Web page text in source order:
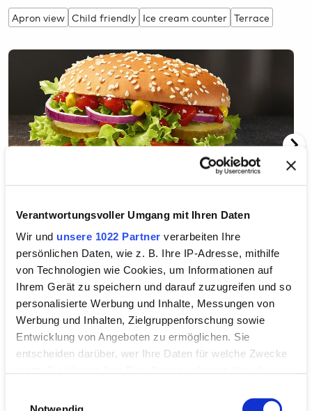
Verantwortungsvoller Umgang mit Ihren Daten
Wir und unsere 1022 Partner verarbeiten Ihre
persönlichen Daten, wie z. B. Ihre IP-Adresse, mithilfe
von Technologien wie Cookies, um Informationen auf
Ihrem Gerät zu speichern und darauf zuzugreifen und so
personalisierte Werbung und Inhalte, Messungen von
Werbung und Inhalten, Zielgruppenforschung sowie
Entwicklung von Angeboten zu ermöglichen. Sie
entscheiden darüber, wer Ihre Daten für welche Zwecke
Trigger Symbol ändern oder widerrufen
Apron view Child friendly Ice cream counter Terrace
Numerous classics, various premium burgers, the
regularly changing promotional products, and the
variety-filled breakfast menu await you at
McDonald's. The entire restaurant is equipped with
free WLAN, and mobile devices can be charged in the
business zone. If you are in a hurry, place your order at
one of the Easy Order Terminals.